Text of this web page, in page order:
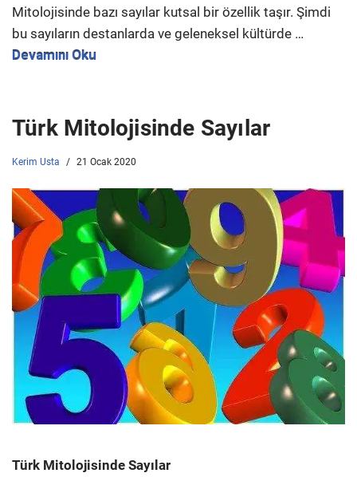
Mitolojisinde bazı sayılar kutsal bir özellik taşır. Şimdi
bu sayıların destanlarda ve geleneksel kültürde …
Devamını Oku
Türk Mitolojisinde Sayılar
Kerim Usta 21 Ocak 2020
Türk Mitolojisinde Sayılar